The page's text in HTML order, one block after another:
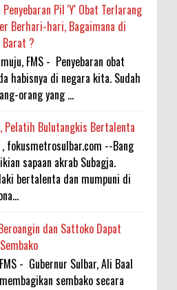
Penyebaran Pil 'Y' Obat Terlarang
Berhari-hari, Bagaimana di
Barat ?
FMS - Penyebaran obat
habisnya di negara kita. Sudah
orang yang ...
Pelatih Bulutangkis Bertalenta
, fokusmetrosulbar.com --Bang
sapaan akrab Subagja.
bertalenta dan mumpuni di
dan Sattoko Dapat
- Gubernur Sulbar, Ali Baal
sembako secara